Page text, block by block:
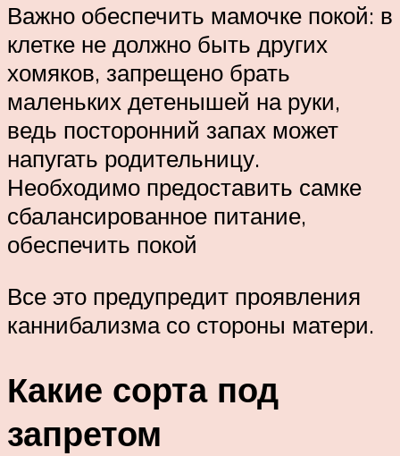
Важно обеспечить мамочке покой: в
клетке не должно быть других
хомяков, запрещено брать
маленьких детенышей на руки,
ведь посторонний запах может
напугать родительницу.
Необходимо предоставить самке
сбалансированное питание,
обеспечить покой
Все это предупредит проявления
каннибализма со стороны матери.
Какие сорта под
запретом